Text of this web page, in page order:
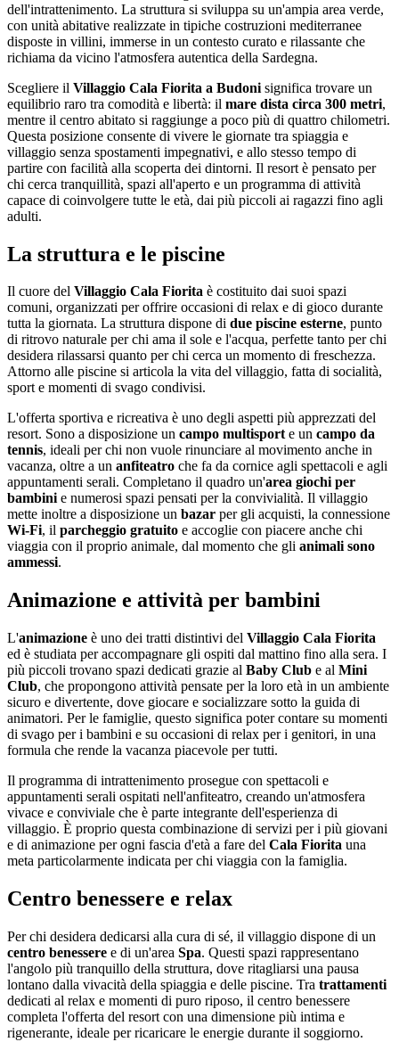
dell'intrattenimento. La struttura si sviluppa su un'ampia area verde,
con unità abitative realizzate in tipiche costruzioni mediterranee
disposte in villini, immerse in un contesto curato e rilassante che
richiama da vicino l'atmosfera autentica della Sardegna.
Scegliere il Villaggio Cala Fiorita a Budoni significa trovare un
equilibrio raro tra comodità e libertà: il mare dista circa 300 metri,
mentre il centro abitato si raggiunge a poco più di quattro chilometri.
Questa posizione consente di vivere le giornate tra spiaggia e
villaggio senza spostamenti impegnativi, e allo stesso tempo di
partire con facilità alla scoperta dei dintorni. Il resort è pensato per
chi cerca tranquillità, spazi all'aperto e un programma di attività
capace di coinvolgere tutte le età, dai più piccoli ai ragazzi fino agli
adulti.
La struttura e le piscine
Il cuore del Villaggio Cala Fiorita è costituito dai suoi spazi
comuni, organizzati per offrire occasioni di relax e di gioco durante
tutta la giornata. La struttura dispone di due piscine esterne, punto
di ritrovo naturale per chi ama il sole e l'acqua, perfette tanto per chi
desidera rilassarsi quanto per chi cerca un momento di freschezza.
Attorno alle piscine si articola la vita del villaggio, fatta di socialità,
sport e momenti di svago condivisi.
L'offerta sportiva e ricreativa è uno degli aspetti più apprezzati del
resort. Sono a disposizione un campo multisporte un campo da
tennis, ideali per chi non vuole rinunciare al movimento anche in
vacanza, oltre a un anfiteatro che fa da cornice agli spettacoli e agli
appuntamenti serali. Completano il quadro un'area giochi per
bambinie numerosi spazi pensati per la convivialità. Il villaggio
mette inoltre a disposizione un bazar per gli acquisti, la connessione
Wi-Fi, il parcheggio gratuito e accoglie con piacere anche chi
viaggia con il proprio animale, dal momento che gli animali sono
ammessi.
Animazione e attività per bambini
L'animazione è uno dei tratti distintivi del Villaggio Cala Fiorita
ed è studiata per accompagnare gli ospiti dal mattino fino alla sera. I
più piccoli trovano spazi dedicati grazie al Baby Club e al Mini
Club, che propongono attività pensate per la loro età in un ambiente
sicuro e divertente, dove giocare e socializzare sotto la guida di
animatori. Per le famiglie, questo significa poter contare su momenti
di svago per i bambini e su occasioni di relax per i genitori, in una
formula che rende la vacanza piacevole per tutti.
Il programma di intrattenimento prosegue con spettacoli e
appuntamenti serali ospitati nell'anfiteatro, creando un'atmosfera
vivace e conviviale che è parte integrante dell'esperienza di
villaggio. È proprio questa combinazione di servizi per i più giovani
e di animazione per ogni fascia d'età a fare del Cala Fiorita una
meta particolarmente indicata per chi viaggia con la famiglia.
Centro benessere e relax
Per chi desidera dedicarsi alla cura di sé, il villaggio dispone di un
centro benessere e di un'area Spa. Questi spazi rappresentano
l'angolo più tranquillo della struttura, dove ritagliarsi una pausa
lontano dalla vivacità della spiaggia e delle piscine. Tra trattamenti
dedicati al relax e momenti di puro riposo, il centro benessere
completa l'offerta del resort con una dimensione più intima e
rigenerante, ideale per ricaricare le energie durante il soggiorno.